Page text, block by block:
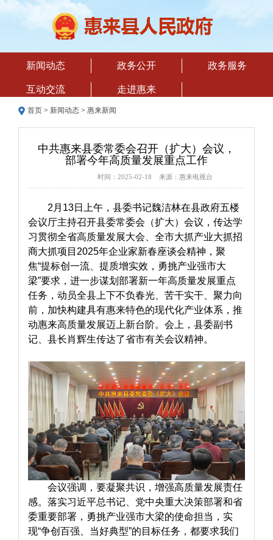
新闻动态 政务公开 政务服务
互动交流 走进惠来
首页 > 新闻动态 > 惠来新闻
中共惠来县委常委会召开（扩大）会议，
部署今年高质量发展重点工作
时间：2025-02-18 来源：惠来电视台
2月13日上午，县委书记魏洁林在县政府五楼
会议厅主持召开县委常委会（扩大）会议，传达学
习贯彻全省高质量发展大会、全市大抓产业大抓招
商大抓项目2025年企业家新春座谈会精神，聚
焦“提标创一流、提质增实效，勇挑产业强市大
梁”要求，进一步谋划部署新一年高质量发展重点
任务，动员全县上下不负春光、苦干实干、聚力向
前，加快构建具有惠来特色的现代化产业体系，推
动惠来高质量发展迈上新台阶。会上，县委副书
记、县长肖辉生传达了省市有关会议精神。
会议强调，要凝聚共识，增强高质量发展责任
感。落实习近平总书记、党中央重大决策部署和省
委重要部署，勇挑产业强市大梁的使命担当，实
现“争创百强、当好典型”的目标任务，都要求我们